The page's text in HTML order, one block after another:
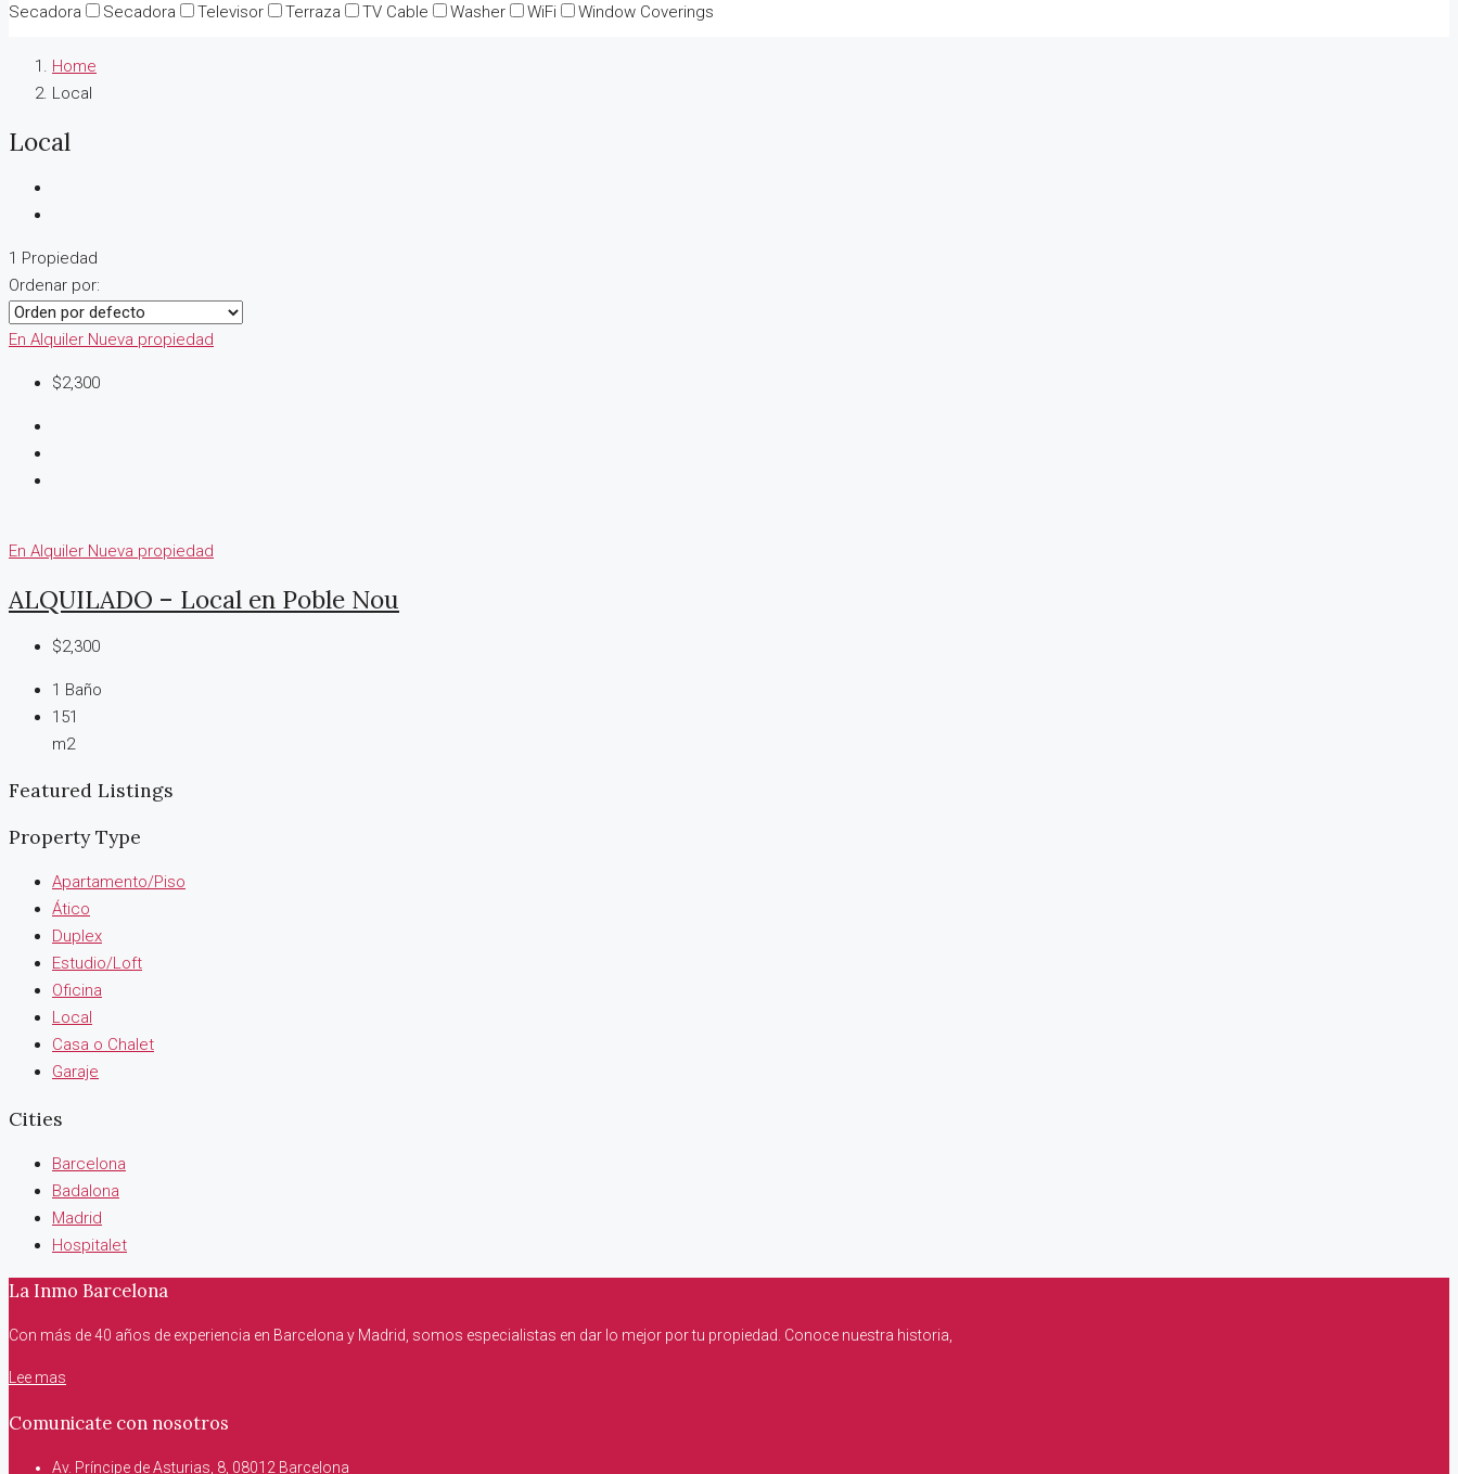
Secadora
Secadora Televisor Terraza TV Cable Washer WiFi Window Coverings
Home
Local
Local
1 Propiedad
Ordenar por:
En Alquiler Nueva propiedad
$2,300
En Alquiler Nueva propiedad
ALQUILADO – Local en Poble Nou
$2,300
1 Baño
151
m2
Featured Listings
Property Type
Apartamento/Piso
Ático
Duplex
Estudio/Loft
Oficina
Local
Casa o Chalet
Garaje
Cities
Barcelona
Badalona
Madrid
Hospitalet
La Inmo Barcelona
Con más de 40 años de experiencia en Barcelona y Madrid, somos especialistas en dar lo mejor por tu propiedad. Conoce nuestra historia,
Lee mas
Comunicate con nosotros
Av. Príncipe de Asturias, 8, 08012 Barcelona